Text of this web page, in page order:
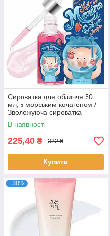
Сироватка для обличчя 50
мл, з морським колагеном /
Зволожуюча сироватка
В наявності
225,40 ₴ 322 ₴
Купити
–30%